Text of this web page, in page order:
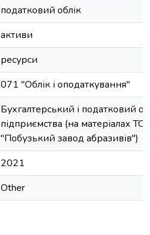
податковий облік
активи
ресурси
071 "Облік і оподаткування"
Бухгалтерський і податковий
підприємства (на матеріалах
"Побузький завод абразивів")
2021
Other